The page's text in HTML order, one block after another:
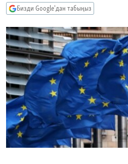
БИЗ ЖАНА ДҮЙНӨ
ДАНИСТЕ
ЭЖЕ-СИҢДИЛЕР
АЗАТТЫК+
ЫҢГАЙСЫЗ СУРООЛОР
ОНЛАЙН ШЕРИНЕ
ЭЕ/АРнун бардык сайттары
Бизди Google'дан табыңыз